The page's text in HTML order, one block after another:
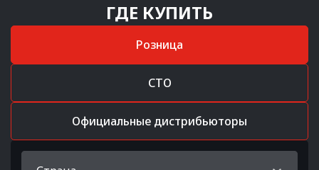
ГДЕ КУПИТЬ
Розница
СТО
Официальные дистрибьюторы